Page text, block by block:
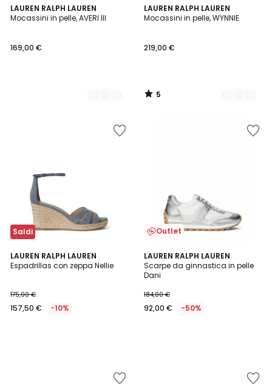
LAUREN RALPH LAUREN
Mocassini in pelle, AVERI III
169,00 €
2
Colori
LAUREN RALPH LAUREN
Mocassini in pelle, WYNNIE
219,00 €
5
/
2
Colori
5
/
Saldi
LAUREN RALPH LAUREN
Espadrillas con zeppa Nellie
175,00 €
157,50 € -10%
Outlet
LAUREN RALPH LAUREN
Scarpe da ginnastica in pelle
Dani
184,00 €
92,00 € -50%